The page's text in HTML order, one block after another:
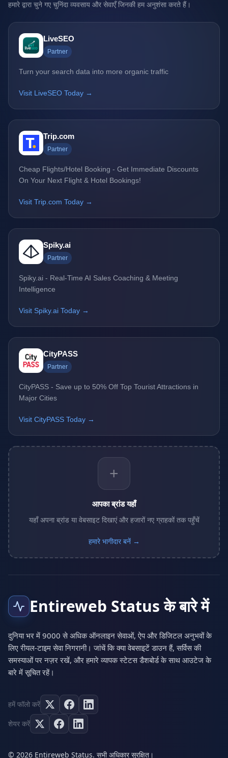
हमारे द्वारा चुने गए चुनिंदा व्यवसाय और सेवाएँ जिनकी हम अनुशंसा करते हैं।
LiveSEO
Partner
Turn your search data into more organic traffic
Visit LiveSEO Today →
Trip.com
Partner
Cheap Flights/Hotel Booking - Get Immediate Discounts
On Your Next Flight & Hotel Bookings!
Visit Trip.com Today →
Spiky.ai
Partner
Spiky.ai - Real-Time AI Sales Coaching & Meeting
Intelligence
Visit Spiky.ai Today →
CityPASS
Partner
CityPASS - Save up to 50% Off Top Tourist Attractions in
Major Cities
Visit CityPASS Today →
+
आपका ब्रांड यहाँ
यहाँ अपना ब्रांड या वेबसाइट दिखाएं और हजारों नए ग्राहकों तक पहुँचें
हमारे भागीदार बनें →
Entireweb Status के बारे में
दुनिया भर में 9000 से अधिक ऑनलाइन सेवाओं, ऐप और डिजिटल अनुभवों के
लिए रीयल-टाइम सेवा निगरानी। जांचें कि क्या वेबसाइटें डाउन हैं, सर्विस की
समस्याओं पर नज़र रखें, और हमारे व्यापक स्टेटस डैशबोर्ड के साथ आउटेज के
बारे में सूचित रहें।
हमें फॉलो करें
शेयर करें
© 2026 Entireweb Status. सभी अधिकार सुरक्षित।